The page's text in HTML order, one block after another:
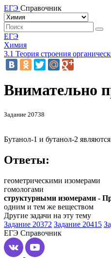
ЕГЭ Справочник
ЕГЭ
Химия
3.1 Теория строения
Внимательно
Задание 20738
Бутанол-1 и бутанол-2 являются
Ответы:
геометрическими изомерами
гомологами
структурными изомерами -
одним и тем же веществом
Другие задачи на эту тему
Задание 20372 Задание 20415
ЕГЭ Справочник